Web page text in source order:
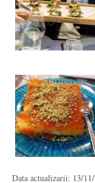
Data actualizarii: 13/